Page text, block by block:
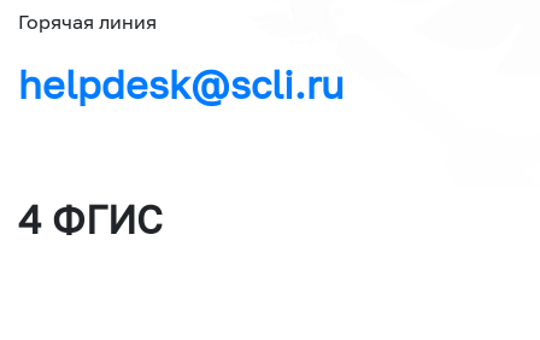
Горячая линия
helpdesk@scli.ru
4 ФГИС